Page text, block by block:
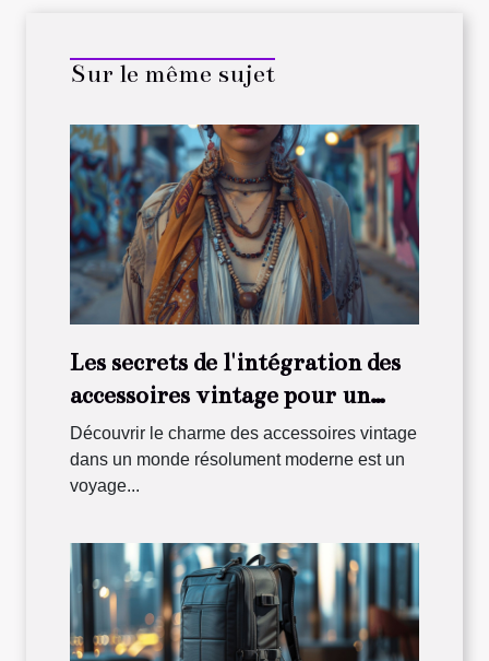
Sur le même sujet
Les secrets de l'intégration des
accessoires vintage pour un
look contemporain
Découvrir le charme des accessoires vintage
dans un monde résolument moderne est un
voyage...